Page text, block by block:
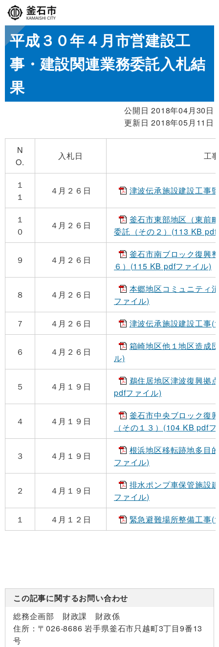
平成３０年４月市営建設工
事・建設関連業務委託入札結
果
公開日 2018年04月30日
更新日 2018年05月11日
N
O.
入札日 工
１
１
４月２６日 津波伝承施設建設工事
１
０
４月２６日
釜石市東部地区（東前
委託（その２）(113 KB pdf
９ ４月２６日
釜石市南ブロック復興
６）(115 KB pdfファイル)
８ ４月２６日
本郷地区コミュニティ
ファイル)
７
４月２６日 津波伝承施設建設工事
６ ４月２６日
箱崎地区他１地区造成
ル)
５ ４月１９日
鵜住居地区津波復興拠
pdfファイル)
４ ４月１９日
釜石市中央ブロック復
（その１３）(104 KB pdf
３ ４月１９日
根浜地区移転跡地多目
ファイル)
２ ４月１９日
排水ポンプ車保管施設
ファイル)
１
４月１２日 緊急避難場所整備工事
この記事に関するお問い合わせ
総務企画部 財政課 財政係
住所： 〒026-8686 岩手県釜石市只越町3丁目9番13
号